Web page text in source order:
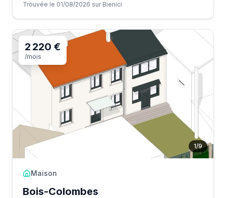
Trouvée le 01/08/2026 sur Bienici
1/9
2 220 €
/mois
Maison
Bois-Colombes